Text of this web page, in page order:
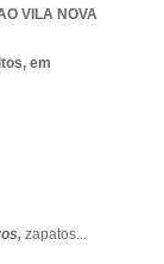
VILA NOVA
em
zapatos...